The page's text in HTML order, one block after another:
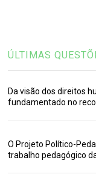
ÚLTIMAS
Da visão dos direitos
fundamentado no
O Projeto Político-
trabalho pedagógico